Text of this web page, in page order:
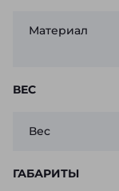
Материал
ВЕС
Вес
ГАБАРИТЫ